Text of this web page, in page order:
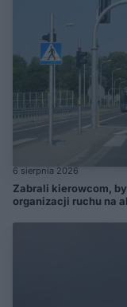
6 sierpnia 2026
Zabrali kierowcom,
organizacji ruchu na